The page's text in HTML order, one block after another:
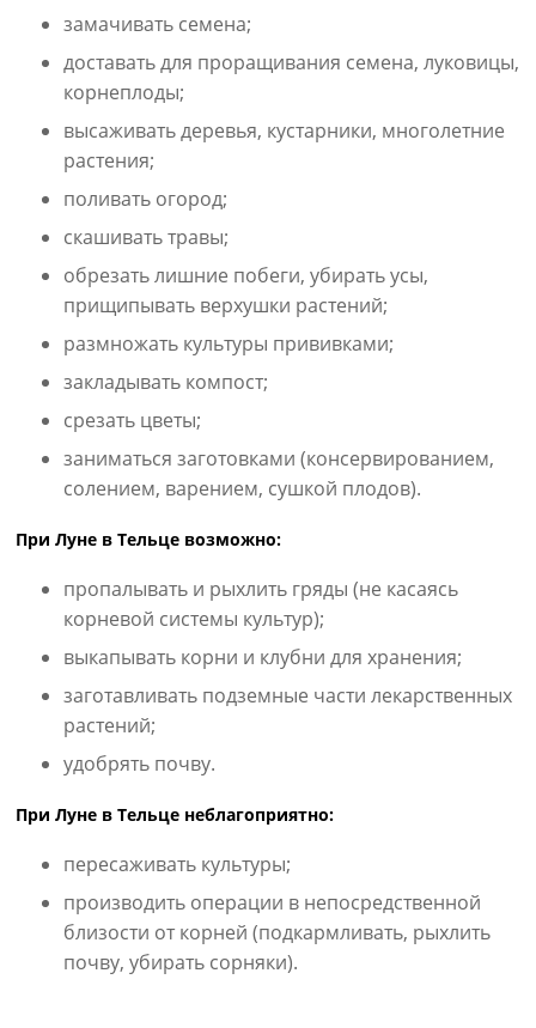
замачивать семена;
доставать для проращивания семена, луковицы,
корнеплоды;
высаживать деревья, кустарники, многолетние
растения;
поливать огород;
скашивать травы;
обрезать лишние побеги, убирать усы,
прищипывать верхушки растений;
размножать культуры прививками;
закладывать компост;
срезать цветы;
заниматься заготовками (консервированием,
солением, варением, сушкой плодов).
При Луне в Тельце возможно:
пропалывать и рыхлить гряды (не касаясь
корневой системы культур);
выкапывать корни и клубни для хранения;
заготавливать подземные части лекарственных
растений;
удобрять почву.
При Луне в Тельце неблагоприятно:
пересаживать культуры;
производить операции в непосредственной
близости от корней (подкармливать, рыхлить
почву, убирать сорняки).